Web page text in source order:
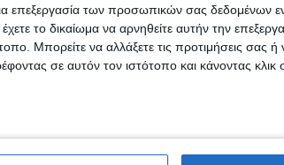
επεξεργασία των προσωπικών σας δεδομένων
το δικαίωμα να αρνηθείτε αυτήν την
Μπορείτε να αλλάξετε τις προτιμήσεις σας
σε αυτόν τον ιστότοπο και κάνοντας
οι βροχοπτώσεις με τη
και της έντασης των
δημιούργησαν έντονα